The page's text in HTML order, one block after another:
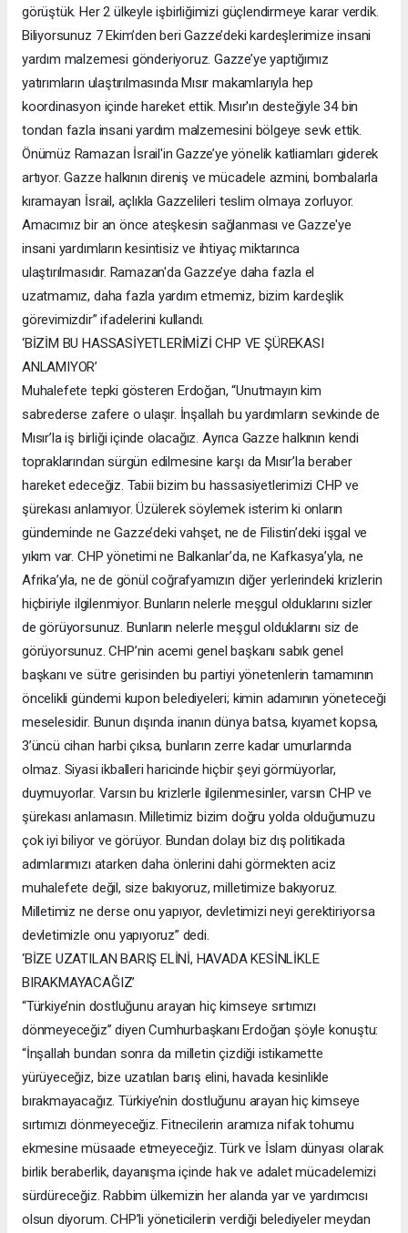
görüştük. Her 2 ülkeyle işbirliğimizi güçlendirmeye karar verdik.
Biliyorsunuz 7 Ekim’den beri Gazze’deki kardeşlerimize insani
yardım malzemesi gönderiyoruz. Gazze’ye yaptığımız
yatırımların ulaştırılmasında Mısır makamlarıyla hep
koordinasyon içinde hareket ettik. Mısır'ın desteğiyle 34 bin
tondan fazla insani yardım malzemesini bölgeye sevk ettik.
Önümüz Ramazan İsrail'in Gazze’ye yönelik katliamları giderek
artıyor. Gazze halkının direniş ve mücadele azmini, bombalarla
kıramayan İsrail, açlıkla Gazzelileri teslim olmaya zorluyor.
Amacımız bir an önce ateşkesin sağlanması ve Gazze'ye
insani yardımların kesintisiz ve ihtiyaç miktarınca
ulaştırılmasıdır. Ramazan'da Gazze’ye daha fazla el
uzatmamız, daha fazla yardım etmemiz, bizim kardeşlik
görevimizdir” ifadelerini kullandı.
‘BİZİM BU HASSASİYETLERİMİZİ CHP VE ŞÜREKASI
ANLAMIYOR’
Muhalefete tepki gösteren Erdoğan, “Unutmayın kim
sabrederse zafere o ulaşır. İnşallah bu yardımların sevkinde de
Mısır’la iş birliği içinde olacağız. Ayrıca Gazze halkının kendi
topraklarından sürgün edilmesine karşı da Mısır’la beraber
hareket edeceğiz. Tabii bizim bu hassasiyetlerimizi CHP ve
şürekası anlamıyor. Üzülerek söylemek isterim ki onların
gündeminde ne Gazze’deki vahşet, ne de Filistin’deki işgal ve
yıkım var. CHP yönetimi ne Balkanlar’da, ne Kafkasya’yla, ne
Afrika’yla, ne de gönül coğrafyamızın diğer yerlerindeki krizlerin
hiçbiriyle ilgilenmiyor. Bunların nelerle meşgul olduklarını sizler
de görüyorsunuz. Bunların nelerle meşgul olduklarını siz de
görüyorsunuz. CHP’nin acemi genel başkanı sabık genel
başkanı ve sütre gerisinden bu partiyi yönetenlerin tamamının
öncelikli gündemi kupon belediyeleri; kimin adamının yöneteceği
meselesidir. Bunun dışında inanın dünya batsa, kıyamet kopsa,
3’üncü cihan harbi çıksa, bunların zerre kadar umurlarında
olmaz. Siyasi ikballeri haricinde hiçbir şeyi görmüyorlar,
duymuyorlar. Varsın bu krizlerle ilgilenmesinler, varsın CHP ve
şürekası anlamasın. Milletimiz bizim doğru yolda olduğumuzu
çok iyi biliyor ve görüyor. Bundan dolayı biz dış politikada
adımlarımızı atarken daha önlerini dahi görmekten aciz
muhalefete değil, size bakıyoruz, milletimize bakıyoruz.
Milletimiz ne derse onu yapıyor, devletimizi neyi gerektiriyorsa
devletimizle onu yapıyoruz” dedi.
‘BİZE UZATILAN BARIŞ ELİNİ, HAVADA KESİNLİKLE
BIRAKMAYACAĞIZ’
“Türkiye’nin dostluğunu arayan hiç kimseye sırtımızı
dönmeyeceğiz” diyen Cumhurbaşkanı Erdoğan şöyle konuştu:
“İnşallah bundan sonra da milletin çizdiği istikamette
yürüyeceğiz, bize uzatılan barış elini, havada kesinlikle
bırakmayacağız. Türkiye’nin dostluğunu arayan hiç kimseye
sırtımızı dönmeyeceğiz. Fitnecilerin aramıza nifak tohumu
ekmesine müsaade etmeyeceğiz. Türk ve İslam dünyası olarak
birlik beraberlik, dayanışma içinde hak ve adalet mücadelemizi
sürdüreceğiz. Rabbim ülkemizin her alanda yar ve yardımcısı
olsun diyorum. CHP’li yöneticilerin verdiği belediyeler meydan